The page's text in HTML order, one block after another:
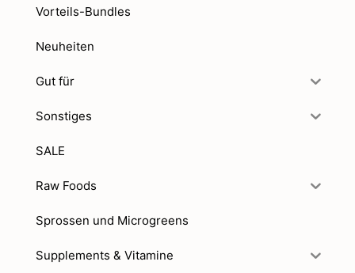
Vorteils-Bundles
Neuheiten
Gut für
Sonstiges
SALE
Raw Foods
Sprossen und Microgreens
Supplements & Vitamine